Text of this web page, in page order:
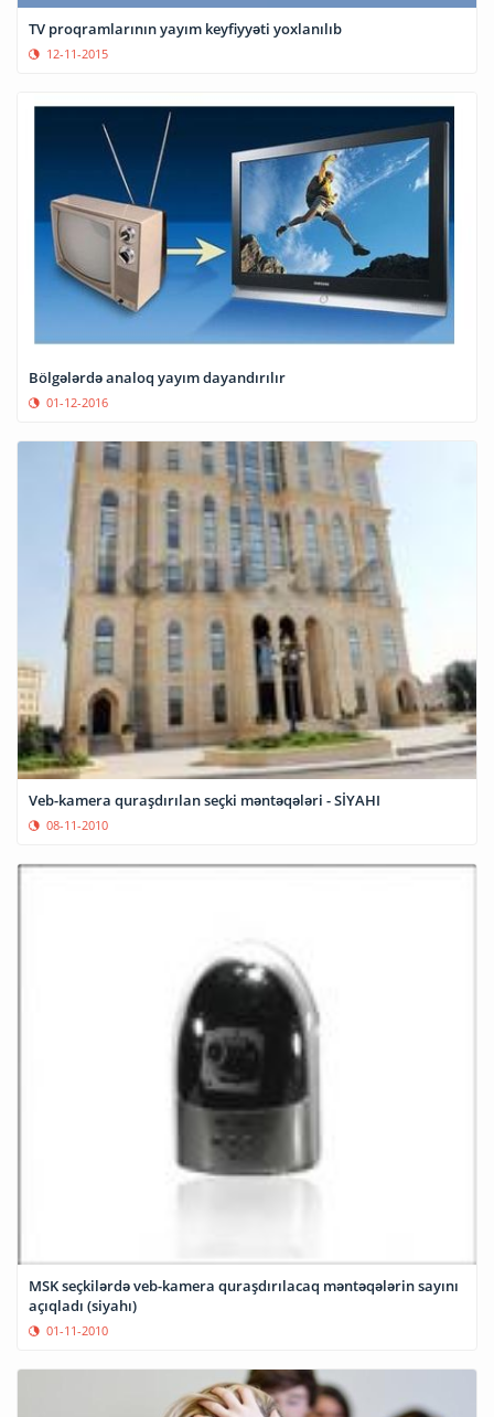
TV proqramlarının yayım keyfiyyəti yoxlanılıb
12-11-2015
Bölgələrdə analoq yayım dayandırılır
01-12-2016
Veb-kamera quraşdırılan seçki məntəqələri - SİYAHI
08-11-2010
MSK seçkilərdə veb-kamera quraşdırılacaq məntəqələrin sayını
açıqladı (siyahı)
01-11-2010